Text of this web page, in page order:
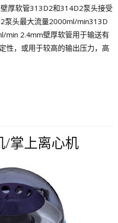
厚软管313D2和314D2泵头接受
泵头最大流量2000ml/min313D
min 2.4mm壁厚软管用于输送有
性，或用于较高的输出压力，高
/掌上离心机